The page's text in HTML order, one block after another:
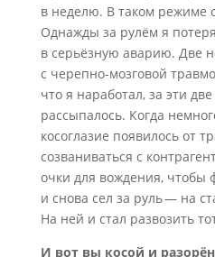
в неделю. В таком режиме
Однажды за рулём я
в серьёзную аварию. Две
с черепно-мозговой
что я наработал, за эти
рассыпалось. Когда
косоглазие появилось от
созваниваться с
очки для вождения, чтобы
и снова сел за руль — на
На ней и стал развозить
И вот вы косой и